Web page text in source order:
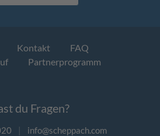
Kontakt
FAQ
Partnerprogramm
du Fragen?
| info@scheppach.com